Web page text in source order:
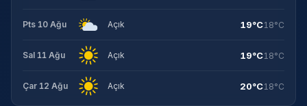
Pts 10 Ağu Açık 19°C18°C
Sal 11 Ağu Açık 19°C18°C
Çar 12 Ağu Açık 20°C18°C